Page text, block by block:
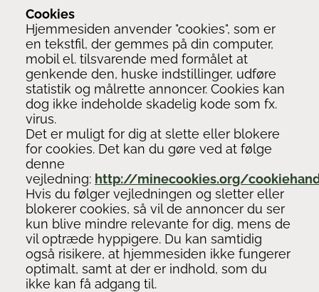
Cookies
Hjemmesiden anvender "cookies", som er
en tekstfil, der gemmes på din computer,
mobil el. tilsvarende med formålet at
genkende den, huske indstillinger, udføre
statistik og målrette annoncer. Cookies kan
dog ikke indeholde skadelig kode som fx.
virus.
Det er muligt for dig at slette eller blokere
for cookies. Det kan du gøre ved at følge
denne
vejledning: http://minecookies.org/
Hvis du følger vejledningen og sletter eller
blokerer cookies, så vil de annoncer du ser
kun blive mindre relevante for dig, mens de
vil optræde hyppigere. Du kan samtidig
også risikere, at hjemmesiden ikke fungerer
optimalt, samt at der er indhold, som du
ikke kan få adgang til.